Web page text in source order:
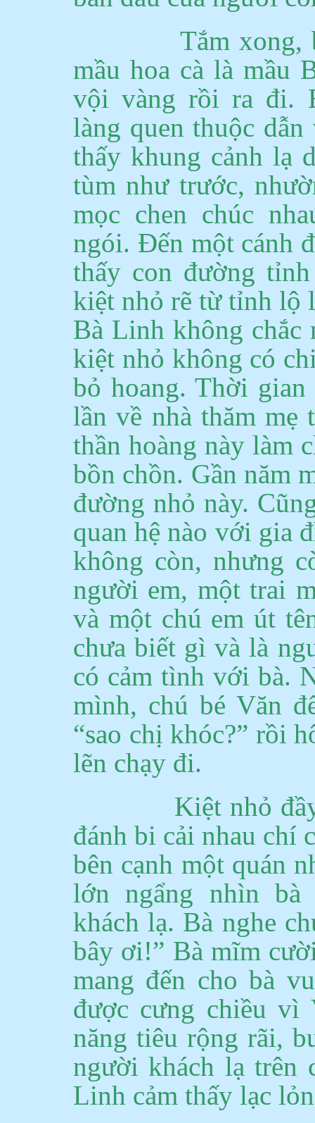
Tắm xong,
mầu hoa cà là mầu
vội vàng rồi ra đi.
làng quen thuộc
thấy khung cảnh lạ
tùm như trước,
mọc chen chúc
ngói. Đến một cánh
thấy con đường
kiệt nhỏ rẽ từ tỉnh lộ
Bà Linh không chắc
kiệt nhỏ không có
bỏ hoang. Thời
lần về nhà thăm
thần hoàng này làm
bồn chồn. Gần năm
đường nhỏ này.
quan hệ nào với gia
không còn, nhưng
người em, một trai
và một chú em út
chưa biết gì và là
có cảm tình với bà.
mình, chú bé Văn
“sao chị khóc?” rồi
lẽn chạy đi.
Kiệt nhỏ
đánh bi cải nhau chí
bên cạnh một quán
lớn ngẩng nhìn
khách lạ. Bà nghe
bây ơi!” Bà mĩm
mang đến cho bà
được cưng chiều vì
năng tiêu rộng rãi,
người khách lạ trên
Linh cảm thấy lạc